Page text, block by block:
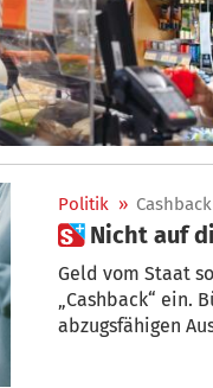
Politik »
 Nicht auf
Geld vom Staat
„Cashback“
abzugsfähigen